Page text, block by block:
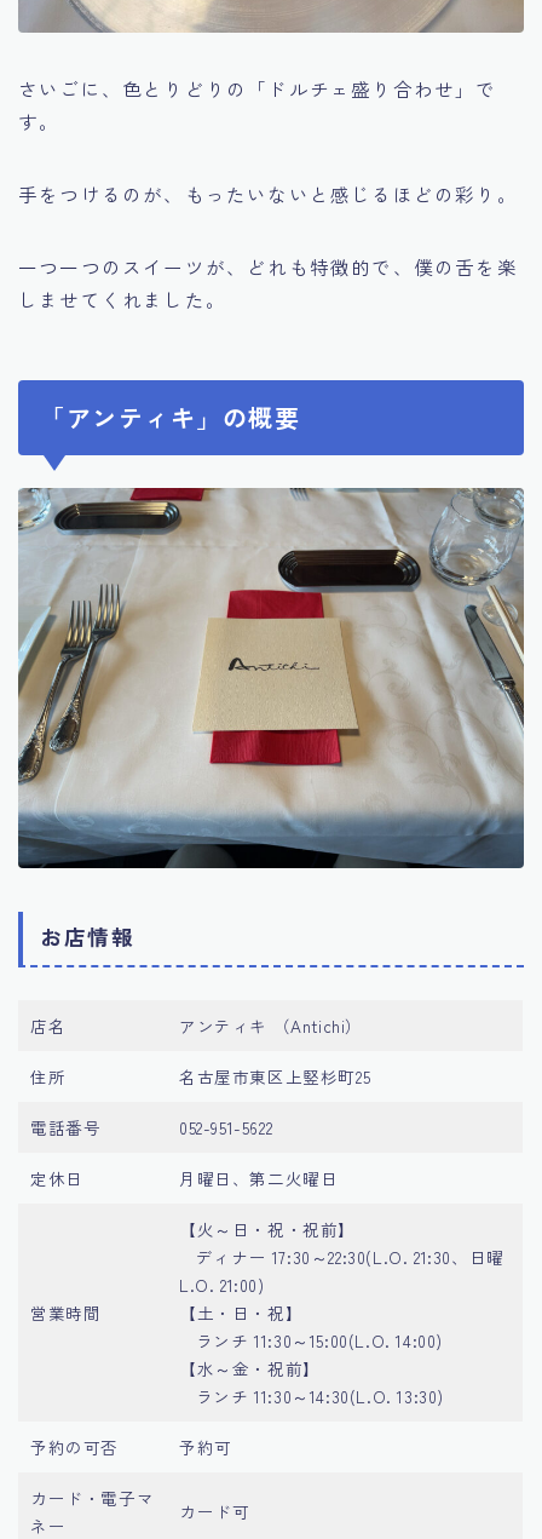
さいごに、色とりどりの「ドルチェ盛り合わせ」で
す。
手をつけるのが、もったいないと感じるほどの彩り。
一つ一つのスイーツが、どれも特徴的で、僕の舌を楽
しませてくれました。
「アンティキ」の概要
お店情報
店名 アンティキ （Antichi）
住所 名古屋市東区上竪杉町25
電話番号 052-951-5622
定休日 月曜日、第二火曜日
営業時間
【火～日・祝・祝前】
ディナー 17:30～22:30(L.O. 21:30、日曜
L.O. 21:00)
【土・日・祝】
ランチ 11:30～15:00(L.O. 14:00)
【水～金・祝前】
ランチ 11:30～14:30(L.O. 13:30)
予約の可否 予約可
カード・電子マ
ネー
カード可